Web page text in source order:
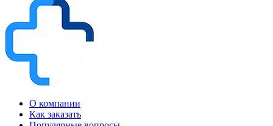
О компании
Как заказать